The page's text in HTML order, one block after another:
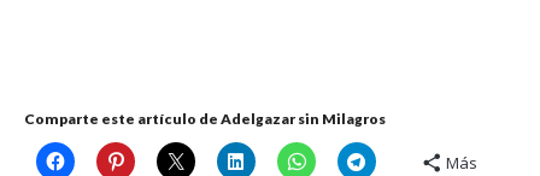
Comparte este artículo de Adelgazar sin Milagros
Más